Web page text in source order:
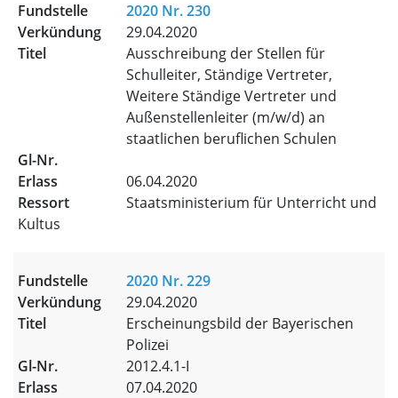
2020 Nr. 230
29.04.2020
Ausschreibung der Stellen für
Schulleiter, Ständige Vertreter,
Weitere Ständige Vertreter und
Außenstellenleiter (m/w/d) an
staatlichen beruflichen Schulen
06.04.2020
Staatsministerium für Unterricht und
Kultus
2020 Nr. 229
29.04.2020
Erscheinungsbild der Bayerischen
Polizei
2012.4.1-I
07.04.2020